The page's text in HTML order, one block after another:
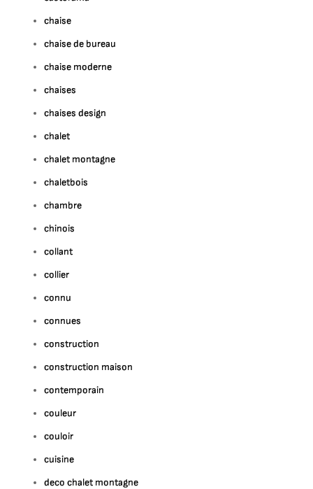
chaise
chaise de bureau
chaise moderne
chaises
chaises design
chalet
chalet montagne
chaletbois
chambre
chinois
collant
collier
connu
connues
construction
construction maison
contemporain
couleur
couloir
cuisine
deco chalet montagne